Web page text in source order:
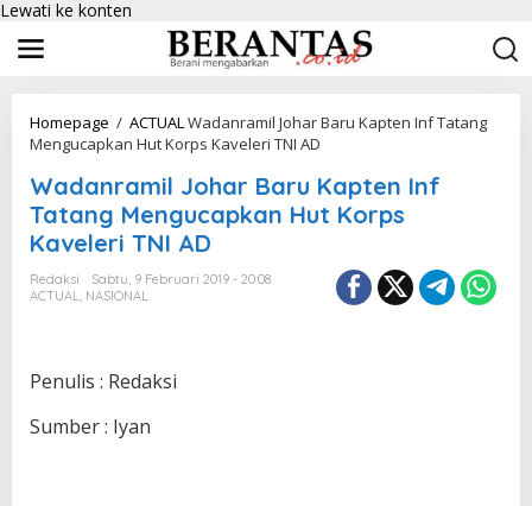
Lewati ke konten
Homepage / ACTUALWadanramil Johar Baru Kapten Inf Tatang
Mengucapkan Hut Korps Kaveleri TNI AD
Wadanramil Johar Baru Kapten Inf
Tatang Mengucapkan Hut Korps
Kaveleri TNI AD
Redaksi
Sabtu, 9 Februari 2019 - 20:08
ACTUAL, NASIONAL
Penulis : Redaksi
Sumber : Iyan